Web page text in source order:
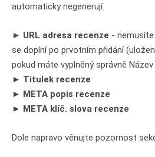
automaticky negenerují.
► URL adresa recenze -
se doplní po prvotním přidání
pokud máte vyplněný správně Název
► Titulek recenze
► META popis recenze
► META klíč. slova recenze
Dole napravo věnujte pozornost